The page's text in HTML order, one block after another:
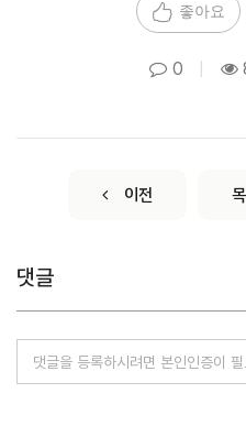
좋아요
0
이전
댓글